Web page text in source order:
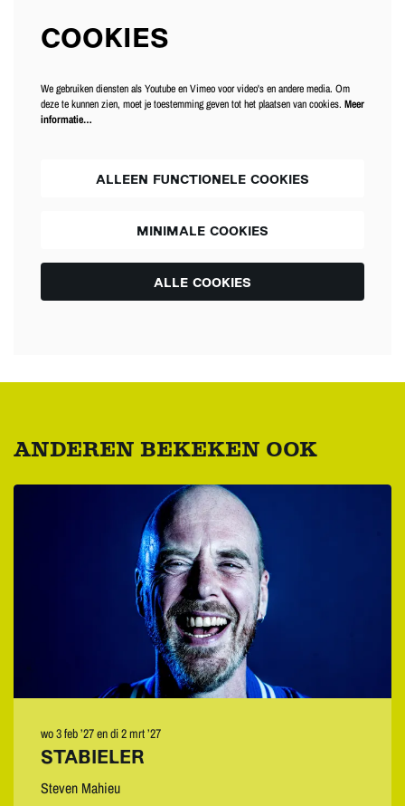
COOKIES
We gebruiken diensten als Youtube en Vimeo voor video's en andere media. Om
deze te kunnen zien, moet je toestemming geven tot het plaatsen van cookies. Meer
informatie…
ALLEEN FUNCTIONELE COOKIES
MINIMALE COOKIES
ALLE COOKIES
ANDEREN BEKEKEN OOK
STABIELER
Steven Mahieu
wo 3 feb ’27endi 2 mrt ’27